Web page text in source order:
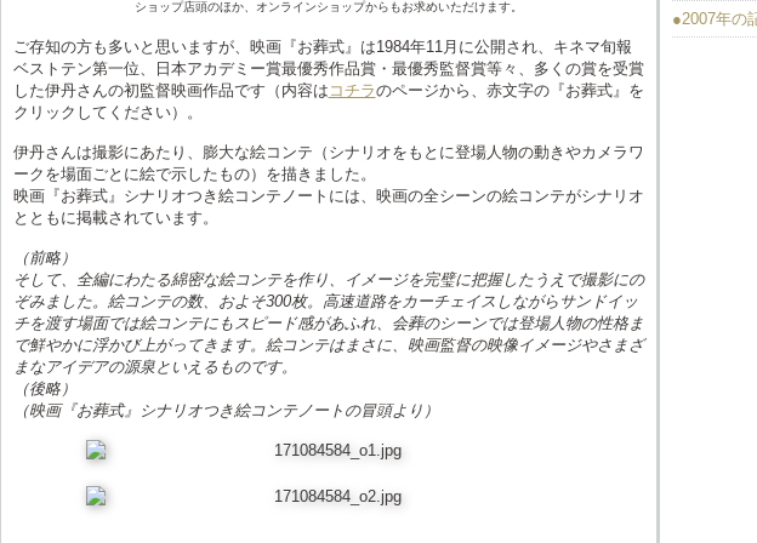
ショップ店頭のほか、オンラインショップからもお求めいただけます。
ご存知の方も多いと思いますが、映画『お葬式』は1984年11月に公開され、キネマ旬報
ベストテン第一位、日本アカデミー賞最優秀作品賞・最優秀監督賞等々、多くの賞を受賞
した伊丹さんの初監督映画作品です（内容は コチラのページから、赤文字の『お葬式』を
クリックしてください）。
伊丹さんは撮影にあたり、膨大な絵コンテ（シナリオをもとに登場人物の動きやカメラワ
ークを場面ごとに絵で示したもの）を描きました。
映画『お葬式』シナリオつき絵コンテノートには、映画の全シーンの絵コンテがシナリオ
とともに掲載されています。
（前略）
そして、全編にわたる綿密な絵コンテを作り、イメージを完璧に把握したうえで撮影にの
ぞみました。絵コンテの数、およそ300枚。高速道路をカーチェイスしながらサンドイッ
チを渡す場面では絵コンテにもスピード感があふれ、会葬のシーンでは登場人物の性格ま
で鮮やかに浮かび上がってきます。絵コンテはまさに、映画監督の映像イメージやさまざ
まなアイデアの源泉といえるものです。
（後略）
（映画『お葬式』シナリオつき絵コンテノートの冒頭より）
●2007年の